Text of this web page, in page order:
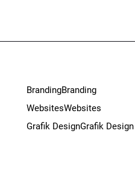
BrandingBranding
WebsitesWebsites
Grafik DesignGrafik Design